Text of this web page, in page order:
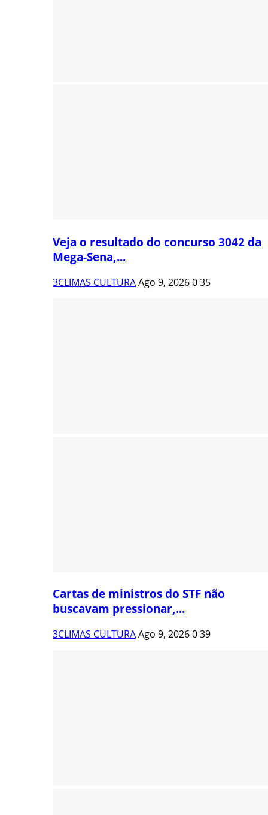
Veja o resultado do concurso 3042 da
Mega-Sena,...
3CLIMAS CULTURAAgo 9, 2026035
Cartas de ministros do STF não
buscavam pressionar,...
3CLIMAS CULTURAAgo 9, 2026039